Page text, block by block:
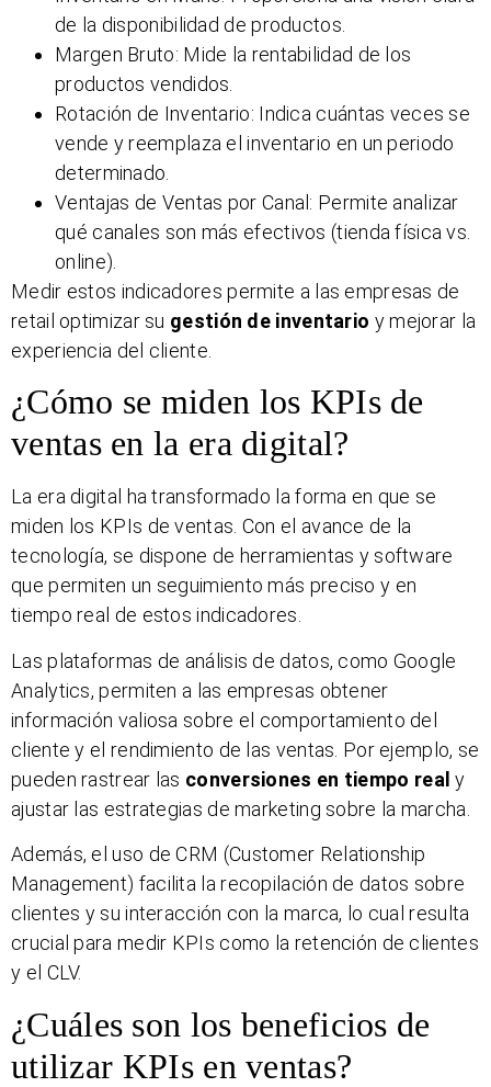
de la disponibilidad de productos.
Margen Bruto: Mide la rentabilidad de los
productos vendidos.
Rotación de Inventario: Indica cuántas veces se
vende y reemplaza el inventario en un periodo
determinado.
Ventajas de Ventas por Canal: Permite analizar
qué canales son más efectivos (tienda física vs.
online).
Medir estos indicadores permite a las empresas de
retail optimizar su gestión de inventario y mejorar la
experiencia del cliente.
¿Cómo se miden los KPIs de
ventas en la era digital?
La era digital ha transformado la forma en que se
miden los KPIs de ventas. Con el avance de la
tecnología, se dispone de herramientas y software
que permiten un seguimiento más preciso y en
tiempo real de estos indicadores.
Las plataformas de análisis de datos, como Google
Analytics, permiten a las empresas obtener
información valiosa sobre el comportamiento del
cliente y el rendimiento de las ventas. Por ejemplo, se
pueden rastrear las conversiones en tiempo real y
ajustar las estrategias de marketing sobre la marcha.
Además, el uso de CRM (Customer Relationship
Management) facilita la recopilación de datos sobre
clientes y su interacción con la marca, lo cual resulta
crucial para medir KPIs como la retención de clientes
y el CLV.
¿Cuáles son los beneficios de
utilizar KPIs en ventas?